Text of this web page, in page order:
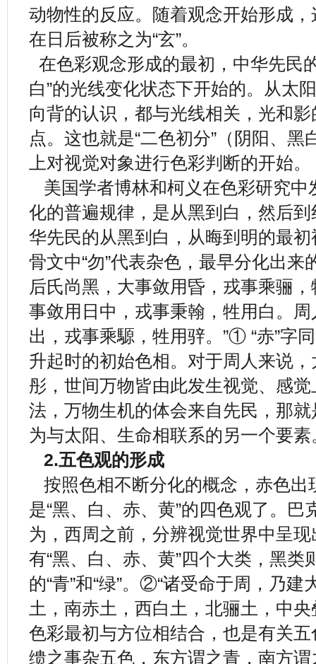
动物性的反应。随着观念开始形成
在日后被称之为“玄”。
在色彩观念形成的最初，中华先民
白”的光线变化状态下开始的。从太
向背的认识，都与光线相关，光和
点。这也就是“二色初分”（阴阳、
上对视觉对象进行色彩判断的开始。
美国学者博林和柯义在色彩研究中
化的普遍规律，是从黑到白，然后
华先民的从黑到白，从晦到明的最
骨文中“勿”代表杂色，最早分化出来
后氏尚黑，大事敛用昏，戎事乘骊
事敛用日中，戎事秉翰，牲用白。
出，戎事乘騵，牲用骍。”① “赤”字
升起时的初始色相。对于周人来说
彤，世间万物皆由此发生视觉、感
法，万物生机的体会来自先民，那就
为与太阳、生命相联系的另一个要素
2.五色观的形成
按照色相不断分化的概念，赤色出
是“黑、白、赤、黄”的四色观了。巴
为，西周之前，分辨视觉世界中呈
有“黑、白、赤、黄”四个大类，黑类
的“青”和“绿”。②“诸受命于周，乃
土，南赤土，西白土，北骊土，中
色彩最初与方位相结合，也是有关
缋之事杂五色，东方谓之青，南方